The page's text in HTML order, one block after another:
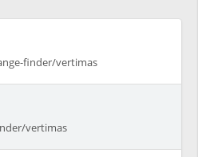
finder/vertimas
vertimas